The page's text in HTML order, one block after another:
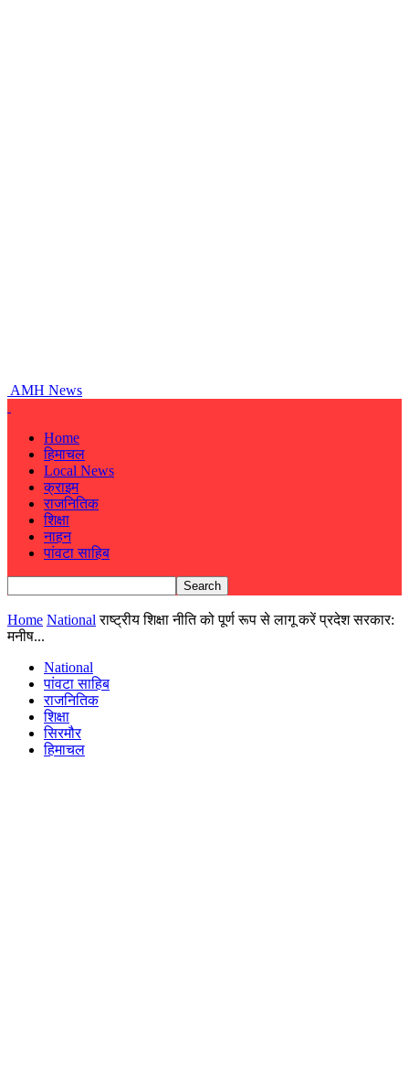
AMH News
Home
हिमाचल
Local News
क्राइम
राजनितिक
शिक्षा
नाहन
पांवटा साहिब
Home National राष्ट्रीय शिक्षा नीति को पूर्ण रूप से लागू करें प्रदेश सरकार:
मनीष...
National
पांवटा साहिब
राजनितिक
शिक्षा
सिरमौर
हिमाचल